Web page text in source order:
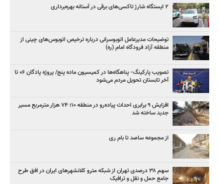
۲ ایستگاه شارژ تاکسی‌های برقی در آستانه بهره‌برداری
توضیحات مدیرعامل اتوبوسرانی درباره ترخیص اتوبوس‌های چینی از
منطقه آزاد فرودگاه امام (ره)
تصویب پارکینگ- پناهگاه‌ها در کمیسیون ماده پنج/ پروژه پادگان ۰۶ تا
آخر تابستان تحویل مردم می‌شود
افزایش ۹ برابری احداث پیاده‌رو در منطقه ۱۰؛ ۷۴ هزار مترمربع مسیر
جدید ساخته شد
از مجموعه ساصد تا بام ری
سهم ۳۸ درصدی تهران از شبکه مترو کلانشهرهای ایران در افق طرح
جامع حمل و نقل و ترافیک